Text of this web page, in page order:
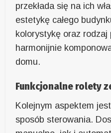
przekłada się na ich
estetykę całego
kolorystykę oraz rodzaj
harmonijnie
domu.
Funkcjonalne rolety
Kolejnym aspektem
sposób sterowania.